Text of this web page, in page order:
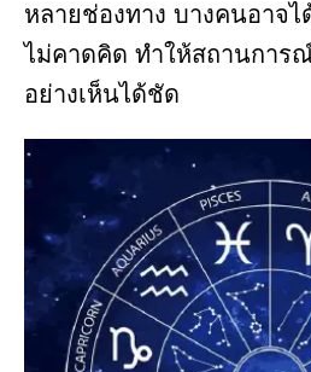
หลายช่องทาง บางคนอาจไ
ไม่คาดคิด ทำให้สถานการ
อย่างเห็นได้ชัด